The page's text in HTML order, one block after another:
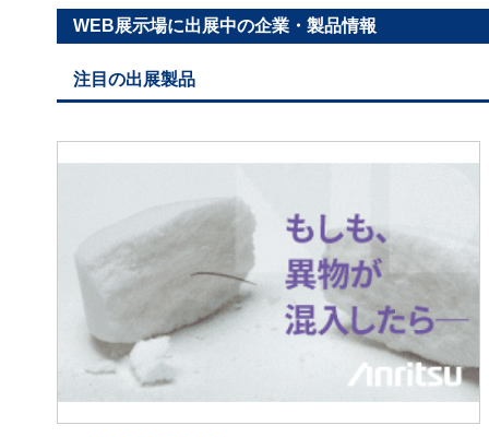
WEB展示場に出展中の企業・製品情報
注目の出展製品